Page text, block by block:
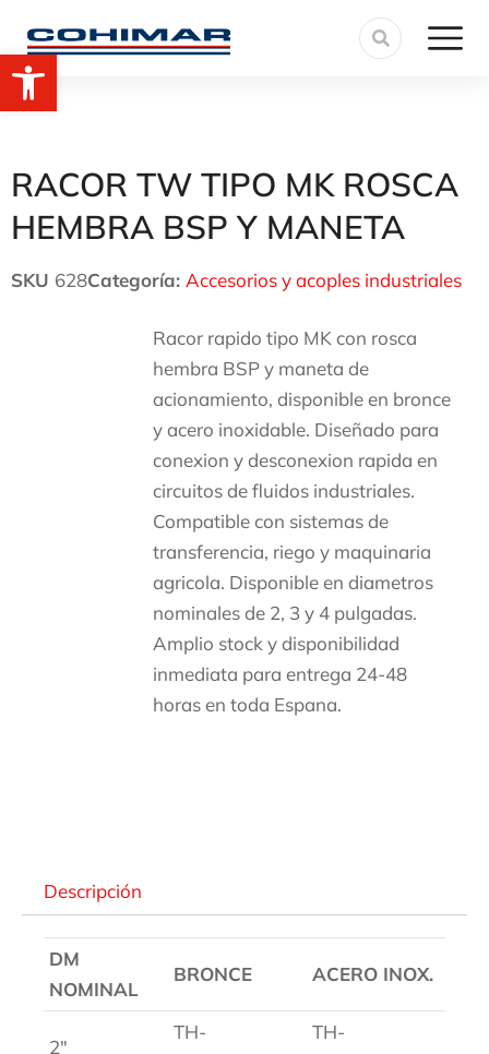
RACOR TW TIPO MK ROSCA
HEMBRA BSP Y MANETA
SKU 628Categoría: Accesorios y acoples industriales
Racor rapido tipo MK con rosca
hembra BSP y maneta de
acionamiento, disponible en bronce
y acero inoxidable. Diseñado para
conexion y desconexion rapida en
circuitos de fluidos industriales.
Compatible con sistemas de
transferencia, riego y maquinaria
agricola. Disponible en diametros
nominales de 2, 3 y 4 pulgadas.
Amplio stock y disponibilidad
inmediata para entrega 24-48
horas en toda Espana.
Descripción
DM
NOMINAL
BRONCE ACERO INOX.
2″
TH-
TH-
Abrir barra de herramientas